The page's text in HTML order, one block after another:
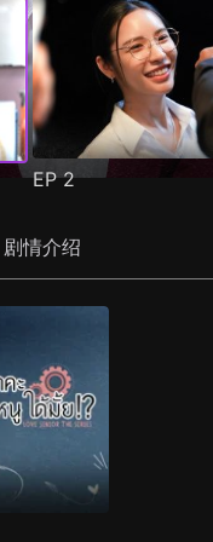
EP2
剧情介绍